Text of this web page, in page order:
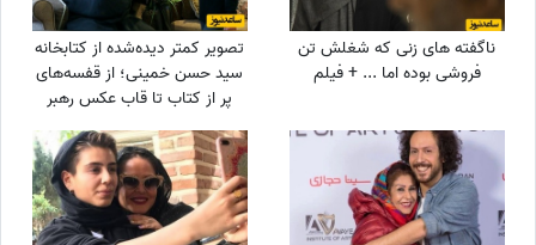
ناگفته های زنی که شغلش تن
فروشی بوده اما ... + فیلم
تصویر کمتر دیده‌شده از کتابخانه
سید حسن خمینی؛ از قفسه‌های
پر از کتاب تا قاب عکس رهبر
شهید